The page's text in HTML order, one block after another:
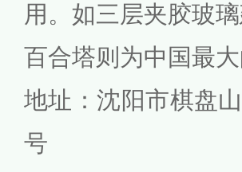
用。如三层夹胶玻
百合塔则为中国最
地址：沈阳市棋盘
号